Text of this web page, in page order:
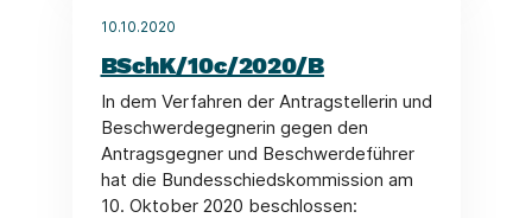
10.10.2020
BSchK/10c/2020/B
In dem Verfahren der Antragstellerin und
Beschwerdegegnerin gegen den
Antragsgegner und Beschwerdeführer
hat die Bundesschiedskommission am
10. Oktober 2020 beschlossen: